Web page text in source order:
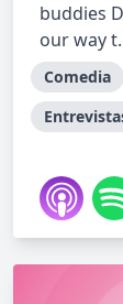
buddies
our way
Comedia